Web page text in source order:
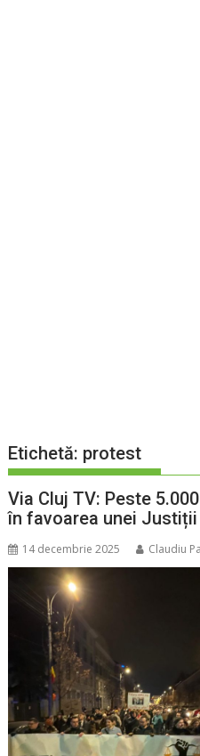
Etichetă: protest
Via Cluj TV: Peste
în favoarea unei
14 decembrie 2025 Claudiu